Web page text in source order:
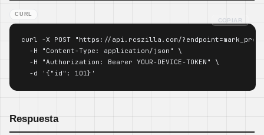
CURL
curl -X POST "https://api.rcszilla.com/
  -H "Content-Type: application/json" \
  -H "Authorization: Bearer YOUR-DEVICE-TOKEN" \
  -d '{"id": 101}'
COPIAR
Respuesta